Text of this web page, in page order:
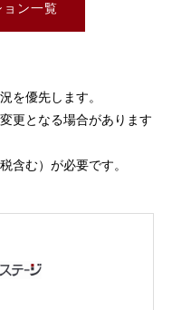
ン一覧
を優先します。
更となる場合があります
含む）が必要です。